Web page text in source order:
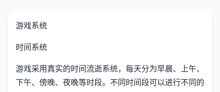
游戏系统
时间系统
游戏采用真实的时间流逝系统，每天分为早晨、上午、
下午、傍晚、夜晚等时段。不同时间段可以进行不同的